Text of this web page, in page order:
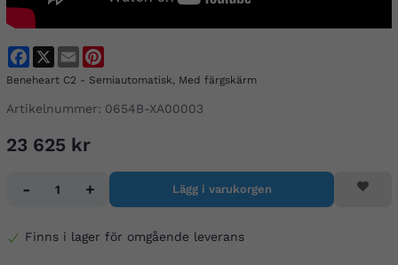
FacebookEmail
Beneheart C2 - Semiautomatisk, Med färgskärm
Artikelnummer: 0654B-XA00003
23 625 kr
- + Lägg i varukorgen
Finns i lager för omgående leverans